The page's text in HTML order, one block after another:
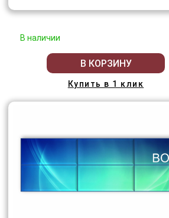
В наличии
В КОРЗИНУ
Купить в 1 клик